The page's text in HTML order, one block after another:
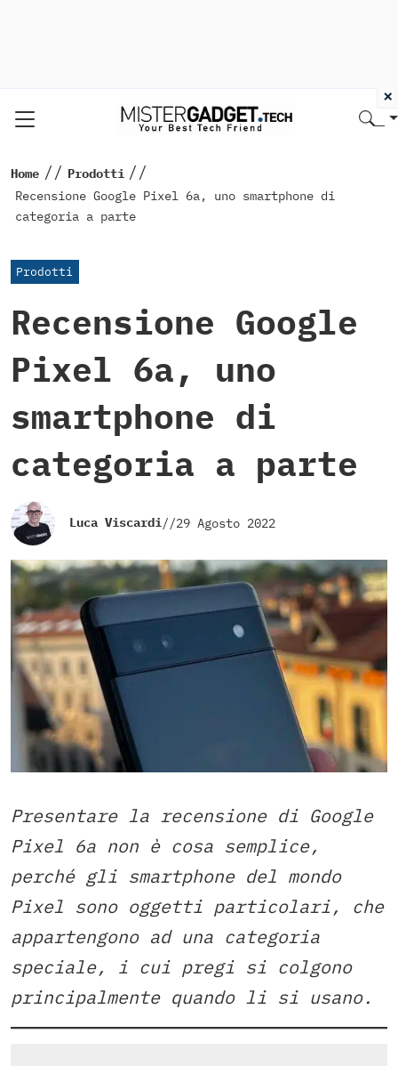
Home // Prodotti //
Recensione Google Pixel 6a, uno smartphone di
categoria a parte
Prodotti
Recensione Google
Pixel 6a, uno
smartphone di
categoria a parte
Luca Viscardi//29 Agosto 2022
Presentare la recensione di Google
Pixel 6a non è cosa semplice,
perché gli smartphone del mondo
Pixel sono oggetti particolari, che
appartengono ad una categoria
speciale, i cui pregi si colgono
principalmente quando li si usano.
×